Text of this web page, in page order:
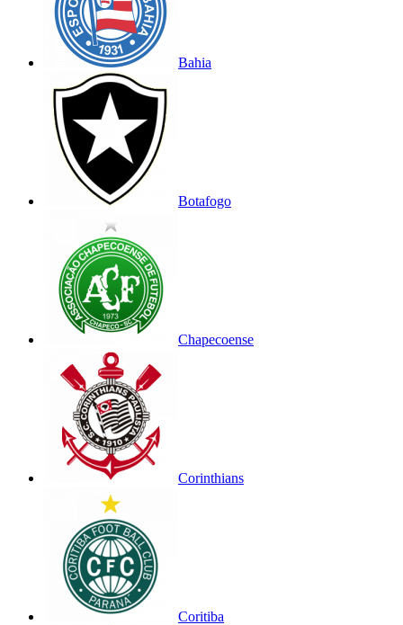
Bahia
Botafogo
Chapecoense
Corinthians
Coritiba